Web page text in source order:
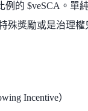
例的 $veSCA。單
殊獎勵或是治理權
Incentive）